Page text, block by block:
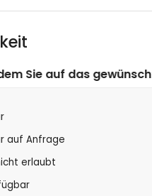
An- und
auf Anfrage
erlaubt